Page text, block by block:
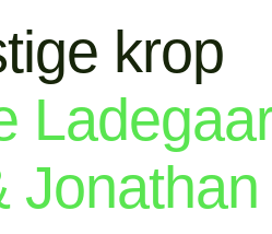
krop